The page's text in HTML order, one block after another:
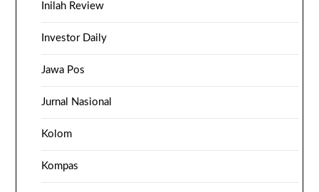
Inilah Review
Investor Daily
Jawa Pos
Jurnal Nasional
Kolom
Kompas